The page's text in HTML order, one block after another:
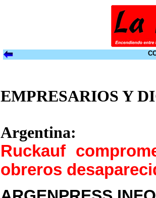
EMPRESARIOS Y
Argentina:
Ruckauf
obreros